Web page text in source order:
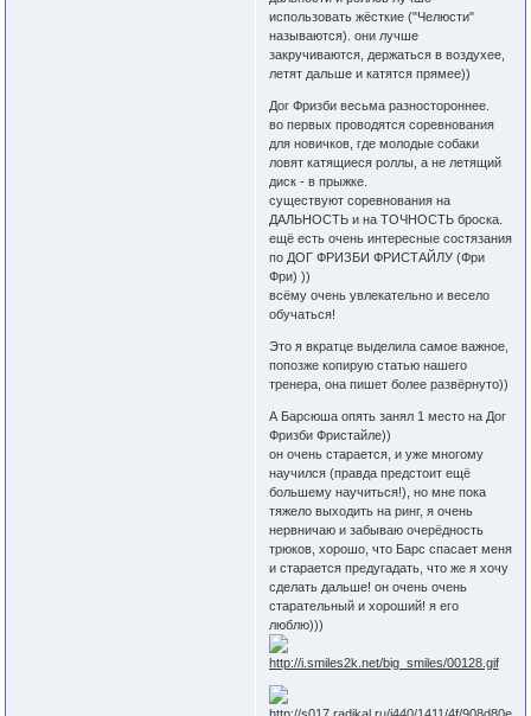
использовать жёсткие ("Челюсти"
называются). они лучше
закручиваются, держаться в воздухее,
летят дальше и катятся прямее))
Дог Фризби весьма разностороннее.
во первых проводятся соревнования
для новичков, где молодые собаки
ловят катящиеся роллы, а не летящий
диск - в прыжке.
существуют соревнования на
ДАЛЬНОСТЬ и на ТОЧНОСТЬ броска.
ещё есть очень интересные состязания
по ДОГ ФРИЗБИ ФРИСТАЙЛУ (Фри
Фри) ))
всёму очень увлекательно и весело
обучаться!
Это я вкратце выделила самое важное,
попозже копирую статью нашего
тренера, она пишет более развёрнуто))
А Барсюша опять занял 1 место на Дог
Фризби Фристайле))
он очень старается, и уже многому
научился (правда предстоит ещё
большему научиться!), но мне пока
тяжело выходить на ринг, я очень
нервничаю и забываю очерёдность
трюков, хорошо, что Барс спасает меня
и старается предугадать, что же я хочу
сделать дальше! он очень очень
старательный и хороший! я его
люблю)))